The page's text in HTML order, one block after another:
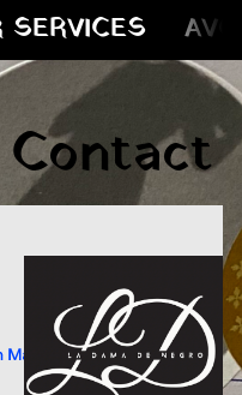
SERVICES
Contact